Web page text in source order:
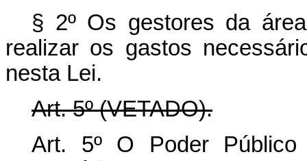
§ 2º Os gestores da
realizar os gastos
nesta Lei.
Art. 5º (VETADO).
Art. 5º O Poder